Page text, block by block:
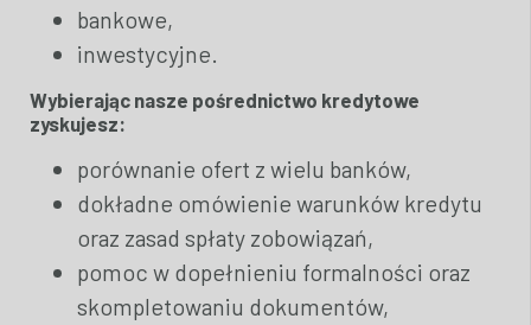
bankowe,
inwestycyjne.
Wybierając nasze pośrednictwo kredytowe
zyskujesz:
porównanie ofert z wielu banków,
dokładne omówienie warunków kredytu
oraz zasad spłaty zobowiązań,
pomoc w dopełnieniu formalności oraz
skompletowaniu dokumentów,